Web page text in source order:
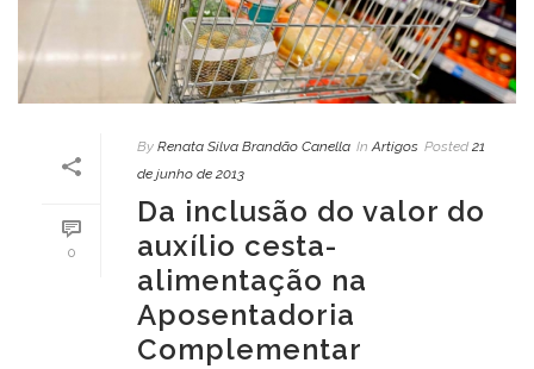
0
By Renata Silva Brandão Canella In Artigos Posted 21
de junho de 2013
Da inclusão do valor do
auxílio cesta-
alimentação na
Aposentadoria
Complementar